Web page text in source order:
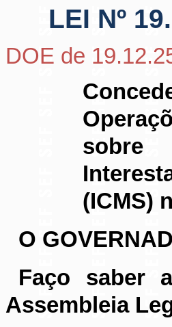
LEI Nº
DOE de
sobre
(ICMS)
O
Faço saber
Assembleia